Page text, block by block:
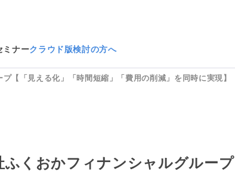
ミナークラウド版検討の方へ
【「見える化」「時間短縮」「費用の削減」を同時に実現】
ふくおかフィナンシャルグループ